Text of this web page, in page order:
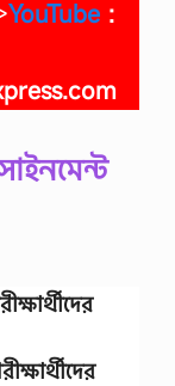
লো
YouTube :